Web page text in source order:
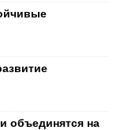
объединятся на